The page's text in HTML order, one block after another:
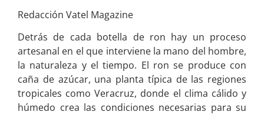
Redacción Vatel Magazine
Detrás de cada botella de ron hay un proceso
artesanal en el que interviene la mano del hombre,
la naturaleza y el tiempo. El ron se produce con
caña de azúcar, una planta típica de las regiones
tropicales como Veracruz, donde el clima cálido y
húmedo crea las condiciones necesarias para su